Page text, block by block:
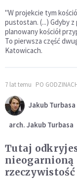
"W projekcie tym
pustostan. (...) Gdyby
planowany kościół
To pierwsza część
Katowicach.
7 lat temu PO
Jakub Turbasa
arch. Jakub Turbasa
Tutaj
nieogarnioną
rzeczywistość